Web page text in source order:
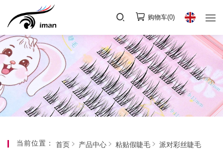
购物车(0)
当前位置： 首页 产品中心 粘贴假睫毛 派对彩丝睫毛